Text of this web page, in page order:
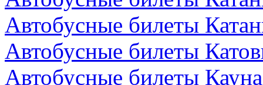
Автобусные билеты
Автобусные билеты
Автобусные билеты